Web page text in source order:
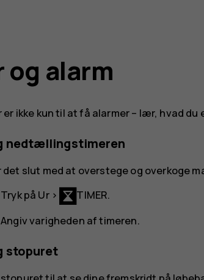
og alarm
er ikke kun til at få alarmer – lær, hvad du
nedtællingstimeren
det slut med at overstege og overkoge
Tryk på Ur> TIMER.
Angiv varigheden af timeren.
stopuret